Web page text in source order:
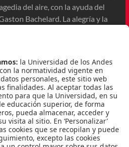
del aire, con la ayuda del
Bachelard. La alegría y la